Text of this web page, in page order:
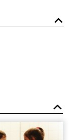
o
o